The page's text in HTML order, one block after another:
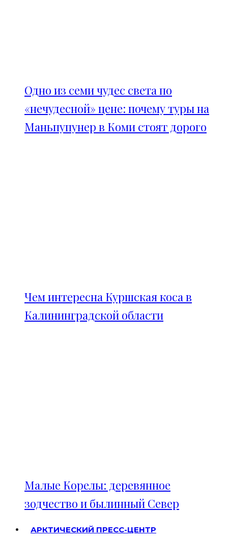
Одно из семи чудес света по
«нечудесной» цене: почему туры на
Маньпупунер в Коми стоят дорого
Чем интересна Куршская коса в
Калининградской области
Малые Корелы: деревянное
зодчество и былинный Север
АРКТИЧЕСКИЙ ПРЕСС-ЦЕНТР